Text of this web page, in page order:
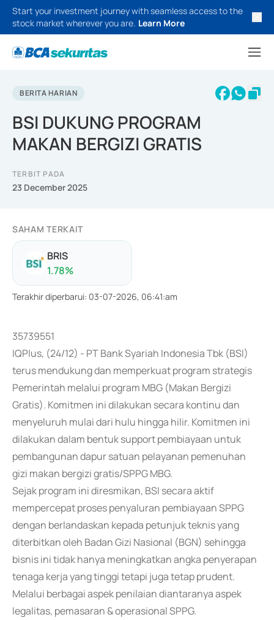
Start your investment journey with seamless access to the
stock market wherever you are. Learn More
BERITA HARIAN
BSI DUKUNG PROGRAM
MAKAN BERGIZI GRATIS
TERBIT PADA
23 December 2025
SAHAM TERKAIT
BRIS
1.78%
Terakhir diperbarui: 03-07-2026, 06:41:am
35739551
IQPlus, (24/12) - PT Bank Syariah Indonesia Tbk (BSI)
terus mendukung dan memperkuat program strategis
Pemerintah melalui program MBG (Makan Bergizi
Gratis). Komitmen ini dilakukan secara kontinu dan
menyeluruh mulai dari hulu hingga hilir. Komitmen ini
dilakukan dalam bentuk support pembiayaan untuk
pembangunan dapur satuan pelayanan pemenuhan
gizi makan bergizi gratis/SPPG MBG.
Sejak program ini diresmikan, BSI secara aktif
mempercepat proses penyaluran pembiayaan SPPG
dengan berlandaskan kepada petunjuk teknis yang
diterbitkan oleh Badan Gizi Nasional (BGN) sehingga
bisnis ini tidak hanya meningkatkan angka penyerapan
tenaga kerja yang tinggi tetapi juga tetap prudent.
Melalui berbagai aspek penilaian diantaranya aspek
legalitas, pemasaran & operasional SPPG.